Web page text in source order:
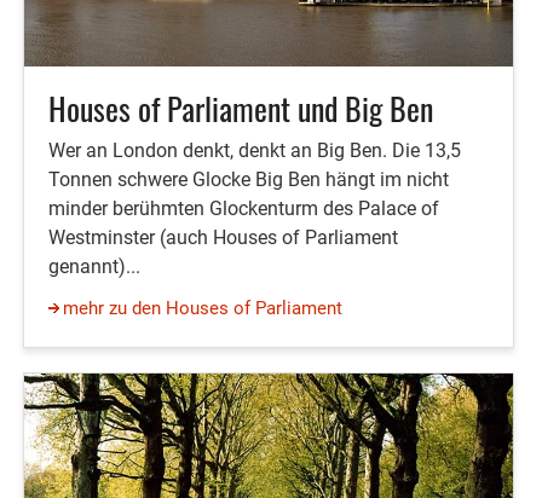
Houses of Parliament und Big Ben
Wer an London denkt, denkt an Big Ben. Die 13,5
Tonnen schwere Glocke Big Ben hängt im nicht
minder berühmten Glockenturm des Palace of
Westminster (auch Houses of Parliament
genannt)...
mehr zu den Houses of Parliament